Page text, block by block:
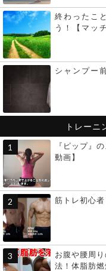
終わったこ
う！【マッ
シャンプー
トレーニ
『ピップ』
動画】
筋トレ初心者
お腹や腰周
法！体脂肪